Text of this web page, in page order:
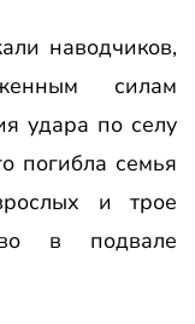
наводчиков,
силам
удара по селу
погибла семья
и трое
в подвале